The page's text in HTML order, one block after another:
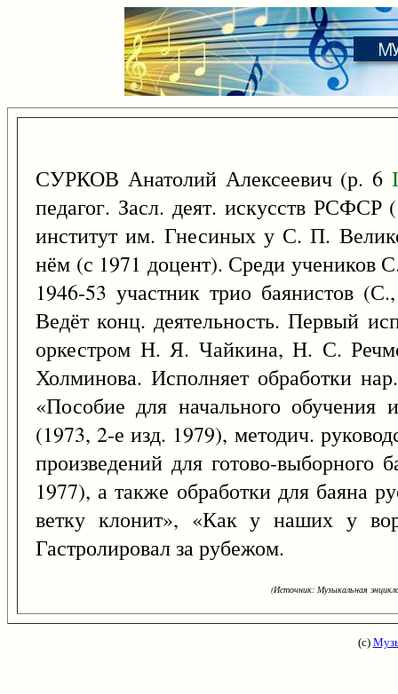
СУРКОВ Анатолий Алексеевич (р. 6
педагог. Засл. деят. искусств
институт им. Гнесиных у С. П.
нём (с 1971 доцент). Среди
1946-53 участник трио баянистов
Ведёт конц. деятельность. Первый
оркестром Н. Я. Чайкина, Н. С.
Холминова. Исполняет обработки
«Пособие для начального обучения
(1973, 2-е изд. 1979), методич.
произведений для готово-
1977), а также обработки для баяна
ветку клонит», «Как у наших у
Гастролировал за рубежом.
(Источник: Музыкальная
(с)